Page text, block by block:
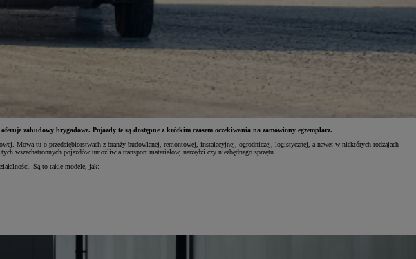
zabudowy brygadowe. Pojazdy te są dostępne z krótkim czasem oczekiwania na zamówiony egzemplarz.
Mowa tu o przedsiębiorstwach z branży budowlanej, remontowej, instalacyjnej, ogrodniczej, logistycznej, a nawet w niektórych rodzajach
wszechstronnych pojazdów umożliwia transport materiałów, narzędzi czy niezbędnego sprzętu.
Są to takie modele, jak: